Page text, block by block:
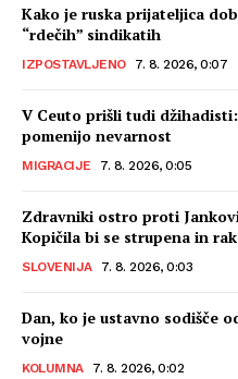
Kako je ruska prijateljica
“rdečih” sindikatih
IZPOSTAVLJENO 7. 8. 2026, 0:07
V Ceuto prišli tudi
pomenijo nevarnost
MIGRACIJE 7. 8. 2026, 0:05
Zdravniki ostro proti
Kopičila bi se strupena in
SLOVENIJA 7. 8. 2026, 0:03
Dan, ko je ustavno sodišče
vojne
KOLUMNA 7. 8. 2026, 0:02